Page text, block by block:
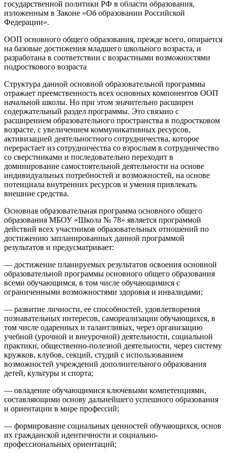
государственной политики РФ в области образования,
изложенным в Законе «Об образовании Российской
Федерации».
ООП основного общего образования, прежде всего, опирается
на базовые достижения младшего школьного возраста, и
разработана в соответствии с возрастными возможностями
подросткового возраста
Структура данной основной образовательной программы
отражает преемственность всех основных компонентов ООП
начальной школы. Но при этом значительно расширен
содержательный раздел программы. Это связано с
расширением образовательного пространства в подростковом
возрасте, с увеличением коммуникативных ресурсов,
активизацией деятельностного сотрудничества, которое
перерастает из сотрудничества со взрослым в сотрудничество
со сверстниками и последовательно переходит в
доминирование самостоятельной деятельности на основе
индивидуальных потребностей и возможностей, на основе
потенциала внутренних ресурсов и умения привлекать
внешние средства.
Основная образовательная программа основного общего
образования МБОУ «Школа № 78» является программой
действий всех участников образовательных отношений по
достижению запланированных данной программой
результатов и предусматривает:
— достижение планируемых результатов освоения основной
образовательной программы основного общего образования
всеми обучающимся, в том числе обучающимися с
ограниченными возможностями здоровья и инвалидами;
— развитие личности, ее способностей, удовлетворения
познавательных интересов, самореализации обучающихся, в
том числе одаренных и талантливых, через организацию
учебной (урочной и внеурочной) деятельности, социальной
практики, общественно-полезной деятельности, через систему
кружков, клубов, секций, студий с использованием
возможностей учреждений дополнительного образования
детей, культуры и спорта;
— овладение обучающимися ключевыми компетенциями,
составляющими основу дальнейшего успешного образования
и ориентации в мире профессий;
— формирование социальных ценностей обучающихся, основ
их гражданской идентичности и социально-
профессиональных ориентаций;